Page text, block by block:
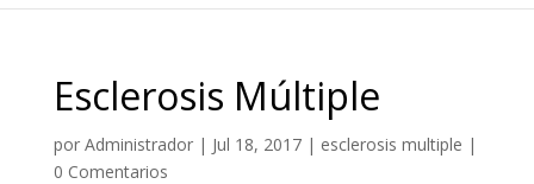
Esclerosis Múltiple
por Administrador| Jul 18, 2017| esclerosis multiple |
0 Comentarios